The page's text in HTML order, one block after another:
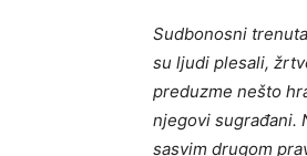
Sudbonosni
su ljudi plesali,
preduzme nešto
njegovi sugrađani.
sasvim drugom